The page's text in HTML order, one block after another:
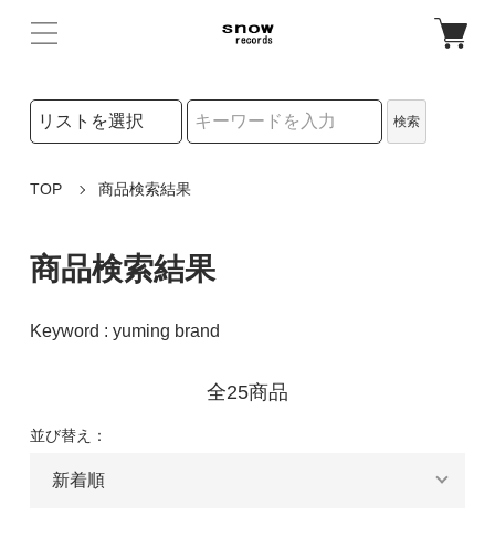
検索リストの選択
検索
TOP 商品検索結果
商品検索結果
Keyword : yuming brand
全25商品
並び替え：